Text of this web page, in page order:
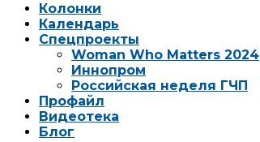
Колонки
Календарь
Спецпроекты
Woman Who Matters 2024
Иннопром
Российская неделя ГЧП
Профайл
Видеотека
Блог